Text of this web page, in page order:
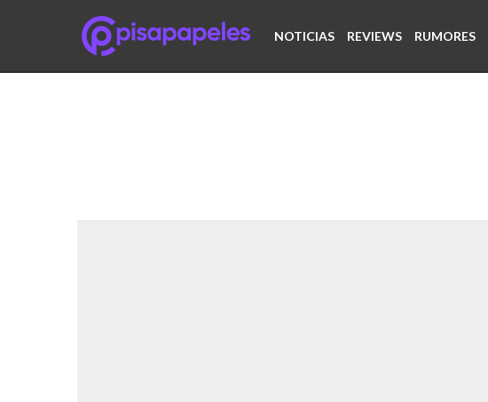
NOTICIAS REVIEWS RUMORES